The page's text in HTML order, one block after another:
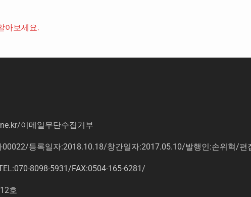
아보세요.
/이메일무단수집거부
등록일자:2018.10.18/창간일자:2017.05.10/발행인:손위혁/편
8098-5931/FAX:0504-165-6281/
호